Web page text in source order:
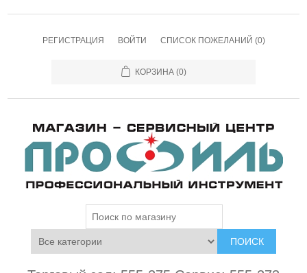
РЕГИСТРАЦИЯ ВОЙТИ СПИСОК ПОЖЕЛАНИЙ (0)
КОРЗИНА (0)
ПОИСК